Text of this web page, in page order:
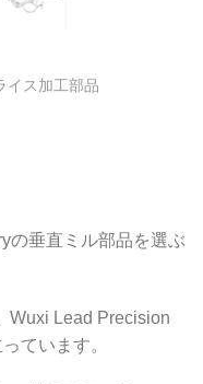
イス加工部品
の垂直ミル部品を選ぶ
Wuxi Lead Precision
ています。